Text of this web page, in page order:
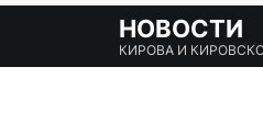
НОВОСТИ
КИРОВА И